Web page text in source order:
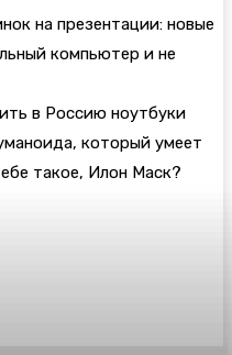
на презентации: новые
компьютер и не
в Россию ноутбуки
который умеет
такое, Илон Маск?